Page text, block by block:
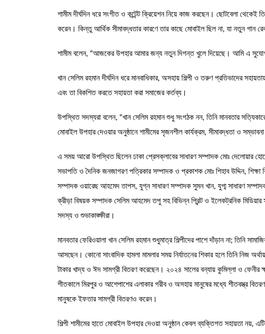
শামীম দীর্ঘদিন ধরে সংগীত ও কন্টেন্ট ক্রিয়েশন নিয়ে কাজ করছেন। ছোটবেলা থেকেই
করেন। কিন্তু আর্থিক সীমাবদ্ধতার কারণে তার কাছে মোবাইল ছিল না, যা নতুন গান
শামীম বলেন, “আজকের উপহার আমার জন্য নতুন দিগন্ত খুলে দিয়েছে। আমি এ
খান সেলিম রহমান দীর্ঘদিন ধরে মানবাধিকার, অসহায় শিল্পী ও তরুণ প্রতিভাদের
এবং তা বিকশিত করতে সহায়তা করা সমাজের কর্তব্য।
উপস্থিত সদস্যরা বলেন, “খান সেলিম রহমান শুধু সংগঠক নন, তিনি মানবতার
মোবাইল উপহার দেওয়ার অনুষ্ঠানে শামীমের সৃজনশীল কার্যক্রম, সীমাবদ্ধতা ও
এ সময় আরো উপস্থিত ছিলেন ঢাকা প্রেসক্লাবের সাধারণ সম্পাদক মোঃ দেলোয়ার
সভাপতি ও দৈনিক জনজাগরণ পত্রিকার সম্পাদক ও প্রকাশক মোঃ শিহাব উদ্দিন,
সম্পাদক ওয়ারেছ আহমেদ তাপস, যুগ্ন সাধারণ সম্পাদক সুমন খান, যুগ্ম সাধারণ
ক্রীড়া বিষয়ক সম্পাদক সেলিম আহমেদ তপু সহ বিভিন্ন প্রিন্ট ও ইলেকট্রনিক
সদস্য ও শুভাকাঙ্ক্ষীরা।
মানবতার ফেরিওয়ালা খান সেলিম রহমান শুধুমাত্র শিল্পীদের পাশে দাঁড়ান না; তিনি
আসছেন। কোনো সাংবাদিক হামলা মামলার সময় নির্যাতনের শিকার হলে তিনি নিজ
টাকার খাদ্য ও ঈদ সামগ্রী বিতরণ করেছেন। ২০২৪ সালের বন্যায় কুমিল্লা ও ফেনীর
শীতকালে মিরপুর ও আশেপাশের এলাকার গরীব ও অসহায় মানুষের মধ্যে শীতবস্ত্র
মানুষকে ইফতার সামগ্রী বিতরণও করেন।
শিল্পী শামীমের হাতে মোবাইল উপহার দেওয়া অনুষ্ঠান কেবল ব্যক্তিগত সহায়তা নয়,